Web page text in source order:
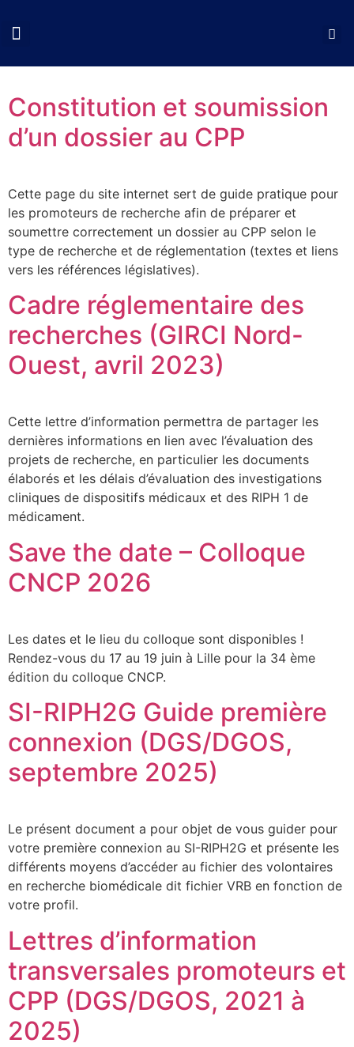
Constitution et soumission
d’un dossier au CPP
Cette page du site internet sert de guide pratique pour
les promoteurs de recherche afin de préparer et
soumettre correctement un dossier au CPP selon le
type de recherche et de réglementation (textes et liens
vers les références législatives).
Cadre réglementaire des
recherches (GIRCI Nord-
Ouest, avril 2023)
Cette lettre d’information permettra de partager les
dernières informations en lien avec l’évaluation des
projets de recherche, en particulier les documents
élaborés et les délais d’évaluation des investigations
cliniques de dispositifs médicaux et des RIPH 1 de
médicament.
Save the date – Colloque
CNCP 2026
Les dates et le lieu du colloque sont disponibles !
Rendez-vous du 17 au 19 juin à Lille pour la 34 ème
édition du colloque CNCP.
SI-RIPH2G Guide première
connexion (DGS/DGOS,
septembre 2025)
Le présent document a pour objet de vous guider pour
votre première connexion au SI-RIPH2G et présente les
différents moyens d’accéder au fichier des volontaires
en recherche biomédicale dit fichier VRB en fonction de
votre profil.
Lettres d’information
transversales promoteurs et
CPP (DGS/DGOS, 2021 à
2025)